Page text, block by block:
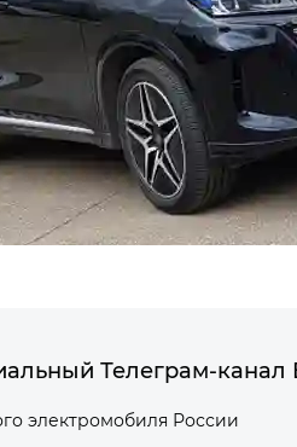
Телеграм-канал
электромобиля России